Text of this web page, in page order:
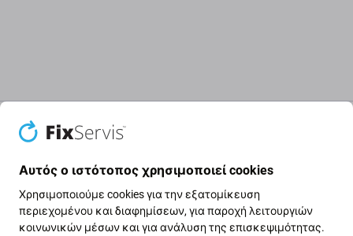
Περιγραφή και προδιαγραφές
Γυαλί πίσω κάμερας για Apple iPad
Pro 9.7 (2016)
Αυτός ο ιστότοπος χρησιμοποιεί cookies
Χρησιμοποιούμε cookies για την εξατομίκευση
περιεχομένου και διαφημίσεων, για παροχή λειτουργιών
κοινωνικών μέσων και για ανάλυση της επισκεψιμότητας.